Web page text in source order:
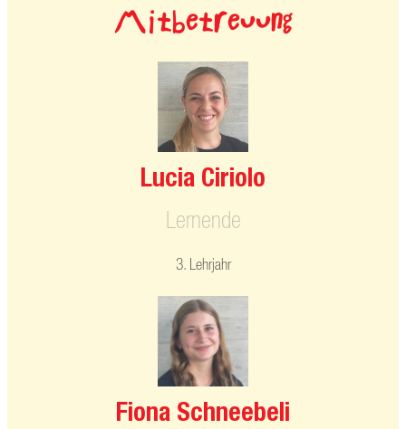
Mitbetreuung
Lucia Ciriolo
Lernende
3. Lehrjahr
Fiona Schneebeli